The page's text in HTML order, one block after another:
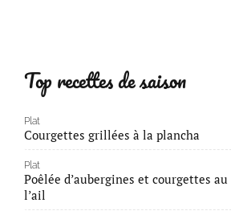
Top recettes de saison
Plat
Courgettes grillées à la plancha
Plat
Poêlée d’aubergines et courgettes
l’ail